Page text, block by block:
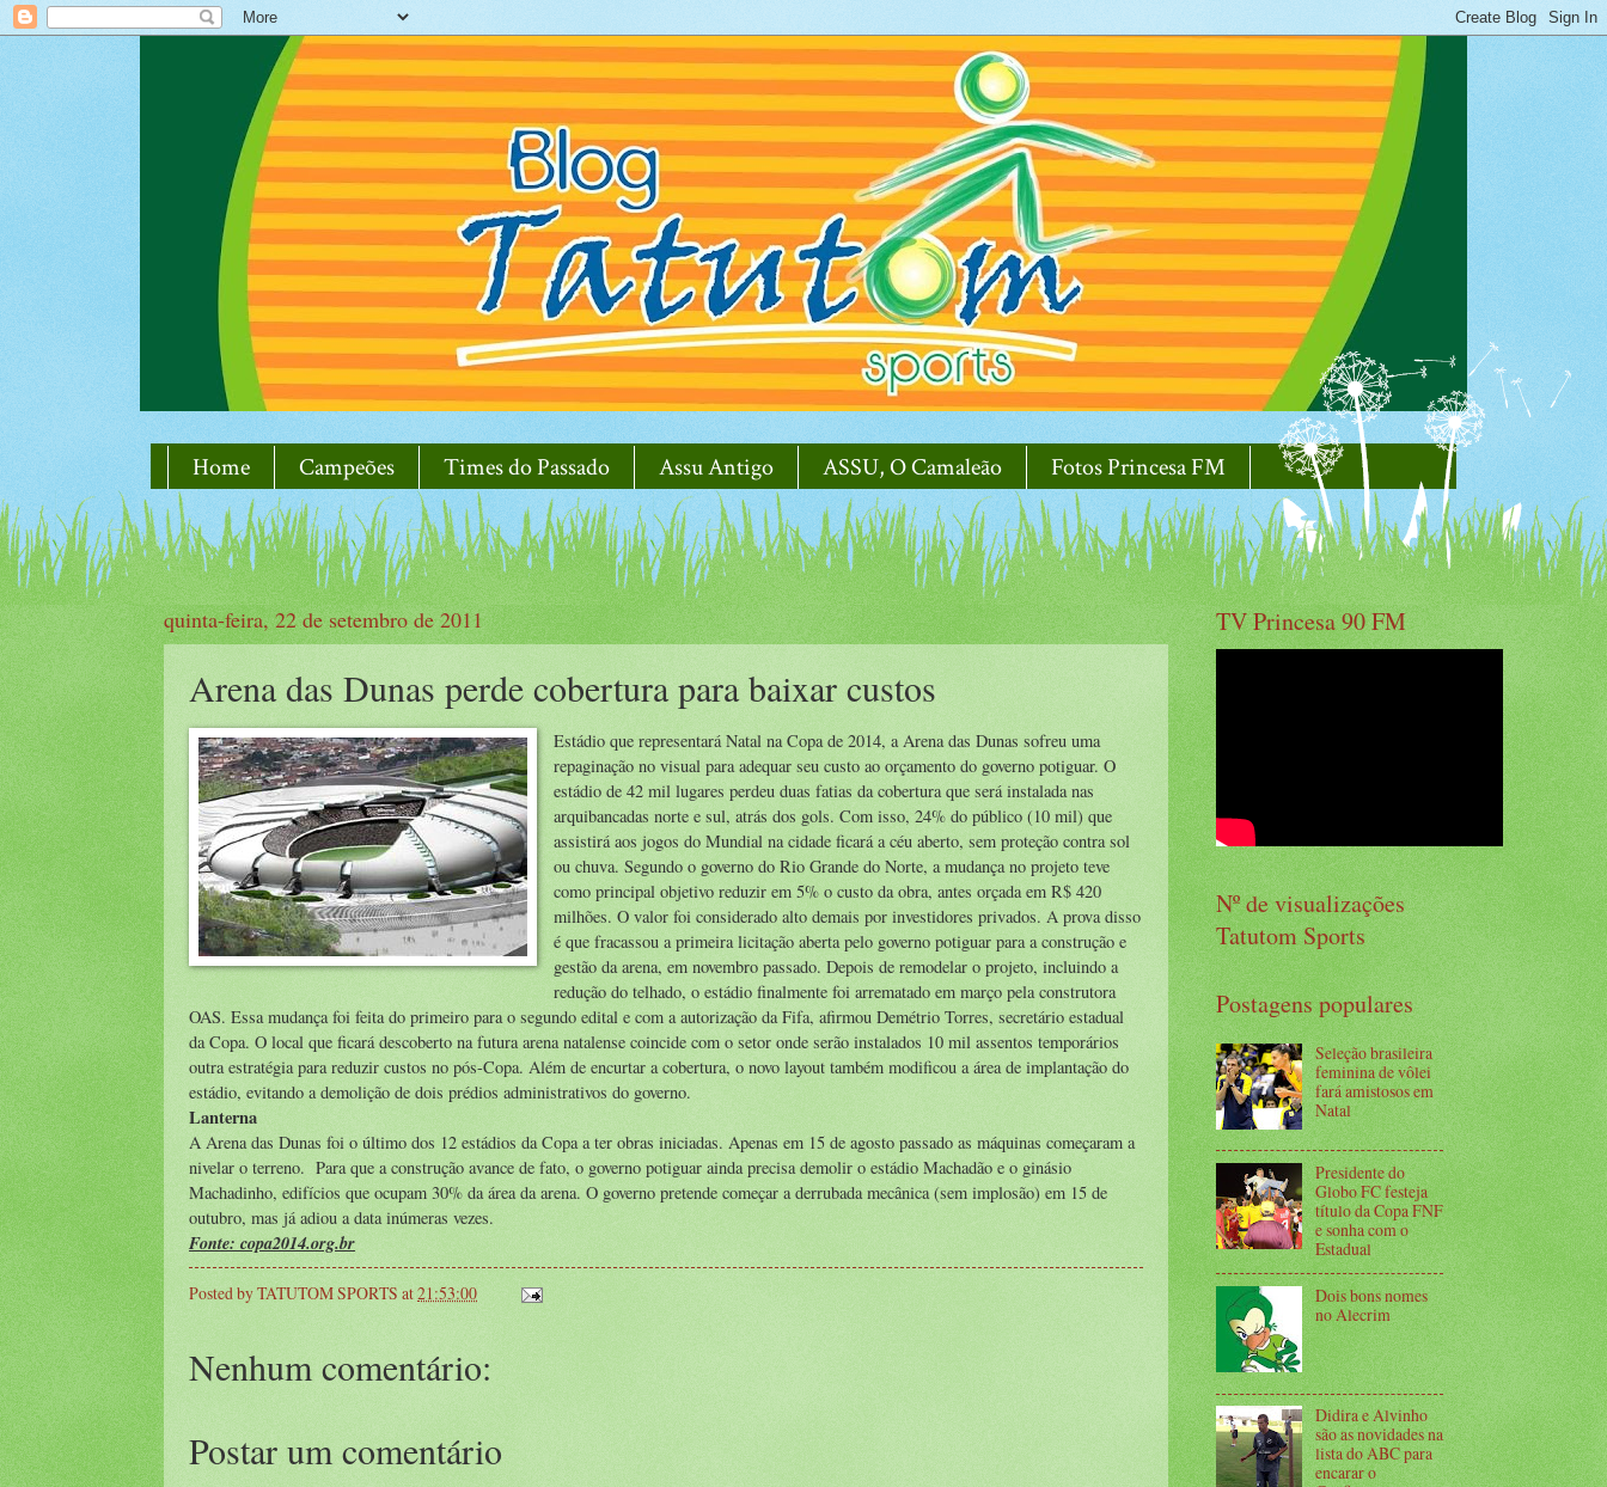
Home Campeões Times do Passado Assu Antigo ASSU, O Camaleão Fotos Princesa FM
quinta-feira, 22 de setembro de 2011
Arena das Dunas perde cobertura para baixar custos
Estádio que representará Natal na Copa de 2014, a Arena das Dunas sofreu uma
repaginação no visual para adequar seu custo ao orçamento do governo potiguar. O
estádio de 42 mil lugares perdeu duas fatias da cobertura que será instalada nas
arquibancadas norte e sul, atrás dos gols. Com isso, 24% do público (10 mil) que
assistirá aos jogos do Mundial na cidade ficará a céu aberto, sem proteção contra sol
ou chuva. Segundo o governo do Rio Grande do Norte, a mudança no projeto teve
como principal objetivo reduzir em 5% o custo da obra, antes orçada em R$ 420
milhões. O valor foi considerado alto demais por investidores privados. A prova disso
é que fracassou a primeira licitação aberta pelo governo potiguar para a construção e
gestão da arena, em novembro passado. Depois de remodelar o projeto, incluindo a
redução do telhado, o estádio finalmente foi arrematado em março pela construtora
OAS. Essa mudança foi feita do primeiro para o segundo edital e com a autorização da Fifa, afirmou Demétrio Torres, secretário estadual
da Copa. O local que ficará descoberto na futura arena natalense coincide com o setor onde serão instalados 10 mil assentos temporários
outra estratégia para reduzir custos no pós-Copa. Além de encurtar a cobertura, o novo layout também modificou a área de implantação do
estádio, evitando a demolição de dois prédios administrativos do governo.
Lanterna
A Arena das Dunas foi o último dos 12 estádios da Copa a ter obras iniciadas. Apenas em 15 de agosto passado as máquinas começaram a
nivelar o terreno. Para que a construção avance de fato, o governo potiguar ainda precisa demolir o estádio Machadão e o ginásio
Machadinho, edifícios que ocupam 30% da área da arena. O governo pretende começar a derrubada mecânica (sem implosão) em 15 de
outubro, mas já adiou a data inúmeras vezes.
Fonte: copa2014.org.br
Posted byTATUTOM SPORTS at21:53:00
Nenhum comentário:
Postar um comentário
TV Princesa 90 FM
Nº de visualizações
Tatutom Sports
Postagens populares
Seleção brasileira
feminina de vôlei
fará amistosos em
Natal
Presidente do
Globo FC festeja
título da Copa FNF
e sonha com o
Estadual
Dois bons nomes
no Alecrim
Didira e Alvinho
são as novidades na
lista do ABC para
encarar o